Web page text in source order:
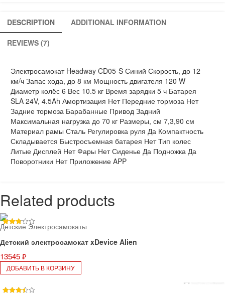
DESCRIPTION ADDITIONAL INFORMATION
REVIEWS (7)
Электросамокат Headway CD05-S Синий Скорость, до 12
км/ч Запас хода, до 8 км Мощность двигателя 120 W
Диаметр колёс 6 Вес 10.5 кг Время зарядки 5 ч Батарея
SLA 24V, 4.5Ah Амортизация Нет Передние тормоза Нет
Задние тормоза Барабанные Привод Задний
Максимальная нагрузка до 70 кг Размеры, см 7,3,90 см
Материал рамы Сталь Регулировка руля Да Компактность
Складывается Быстросъемная батарея Нет Тип колес
Литые Дисплей Нет Фары Нет Сиденье Да Подножка Да
Поворотники Нет Приложение APP
Related products
Rated
out of
5
Детские Электросамокаты
Детский электросамокат xDevice Alien
13545₽
ДОБАВИТЬ В КОРЗИНУ